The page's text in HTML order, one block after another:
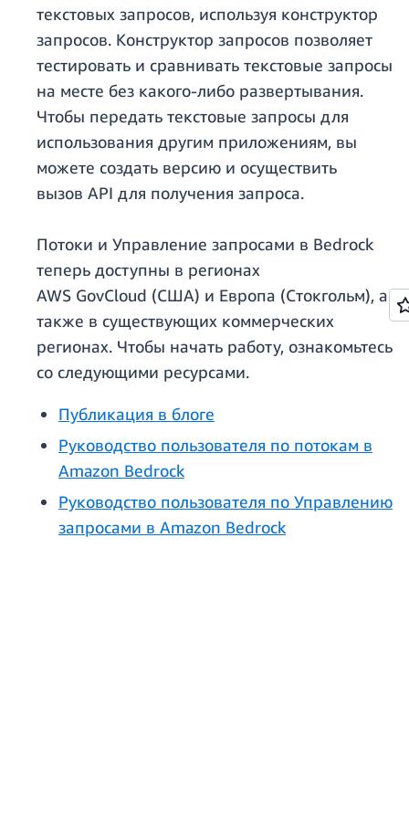
текстовых запросов, используя конструктор
запросов. Конструктор запросов позволяет
тестировать и сравнивать текстовые запросы
на месте без какого-либо развертывания.
Чтобы передать текстовые запросы для
использования другим приложениям, вы
можете создать версию и осуществить
вызов API для получения запроса.
Потоки и Управление запросами в Bedrock
теперь доступны в регионах
AWS GovCloud (США) и Европа (Стокгольм), а
также в существующих коммерческих
регионах. Чтобы начать работу, ознакомьтесь
со следующими ресурсами.
Публикация в блоге
Руководство пользователя по потокам в
Amazon Bedrock
Руководство пользователя по Управлению
запросами в Amazon Bedrock